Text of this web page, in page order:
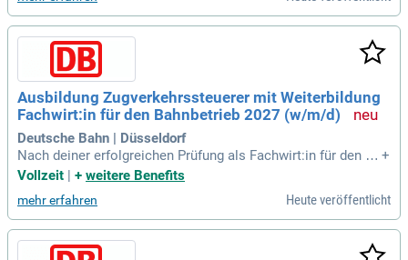
Ausbildung Zugverkehrssteuerer mit Weiterbildung
Fachwirt:in für den Bahnbetrieb 2027 (w/m/d)
Deutsche Bahn | Düsseldorf
Nach deiner erfolgreichen Prüfung als Fachwirt:in für den Ba
hnbetrieb kannst du zum Beispiel als Trainer:in Bahnbetrieb,
it und Kontrolle, Disponent:in einer Betriebszentrale, Planer:i
n Betrieb
+
Vollzeit
+ weitere Benefits
mehr erfahren Heute veröffentlicht